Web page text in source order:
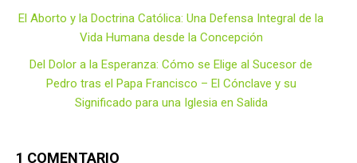
El Aborto y la Doctrina Católica: Una Defensa Integral de la
Vida Humana desde la Concepción
Del Dolor a la Esperanza: Cómo se Elige al Sucesor de
Pedro tras el Papa Francisco – El Cónclave y su
Significado para una Iglesia en Salida
1 COMENTARIO